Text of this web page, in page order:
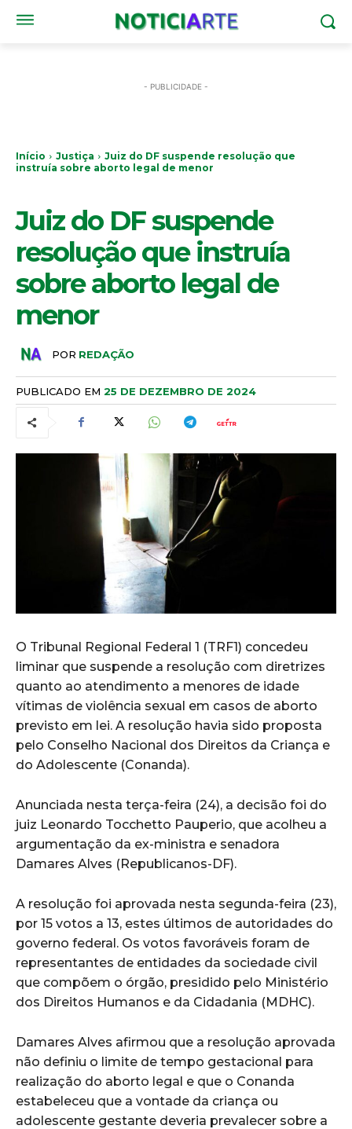
- PUBLICIDADE -
Início Justiça
Juiz do DF suspende resolução que
instruía sobre aborto legal de menor
Juiz do DF suspende
resolução que instruía
sobre aborto legal de
menor
POR REDAÇÃO
PUBLICADO EM 25 DE DEZEMBRO DE 2024
O Tribunal Regional Federal 1 (TRF1) concedeu
liminar que suspende a resolução com diretrizes
quanto ao atendimento a menores de idade
vítimas de violência sexual em casos de aborto
previsto em lei. A resolução havia sido proposta
pelo Conselho Nacional dos Direitos da Criança e
do Adolescente (Conanda).
Anunciada nesta terça-feira (24), a decisão foi do
juiz Leonardo Tocchetto Pauperio, que acolheu a
argumentação da ex-ministra e senadora
Damares Alves (Republicanos-DF).
A resolução foi aprovada nesta segunda-feira (23),
por 15 votos a 13, estes últimos de autoridades do
governo federal. Os votos favoráveis foram de
representantes de entidades da sociedade civil
que compõem o órgão, presidido pelo Ministério
dos Direitos Humanos e da Cidadania (MDHC).
Damares Alves afirmou que a resolução aprovada
não definiu o limite de tempo gestacional para
realização do aborto legal e que o Conanda
estabeleceu que a vontade da criança ou
adolescente gestante deveria prevalecer sobre a